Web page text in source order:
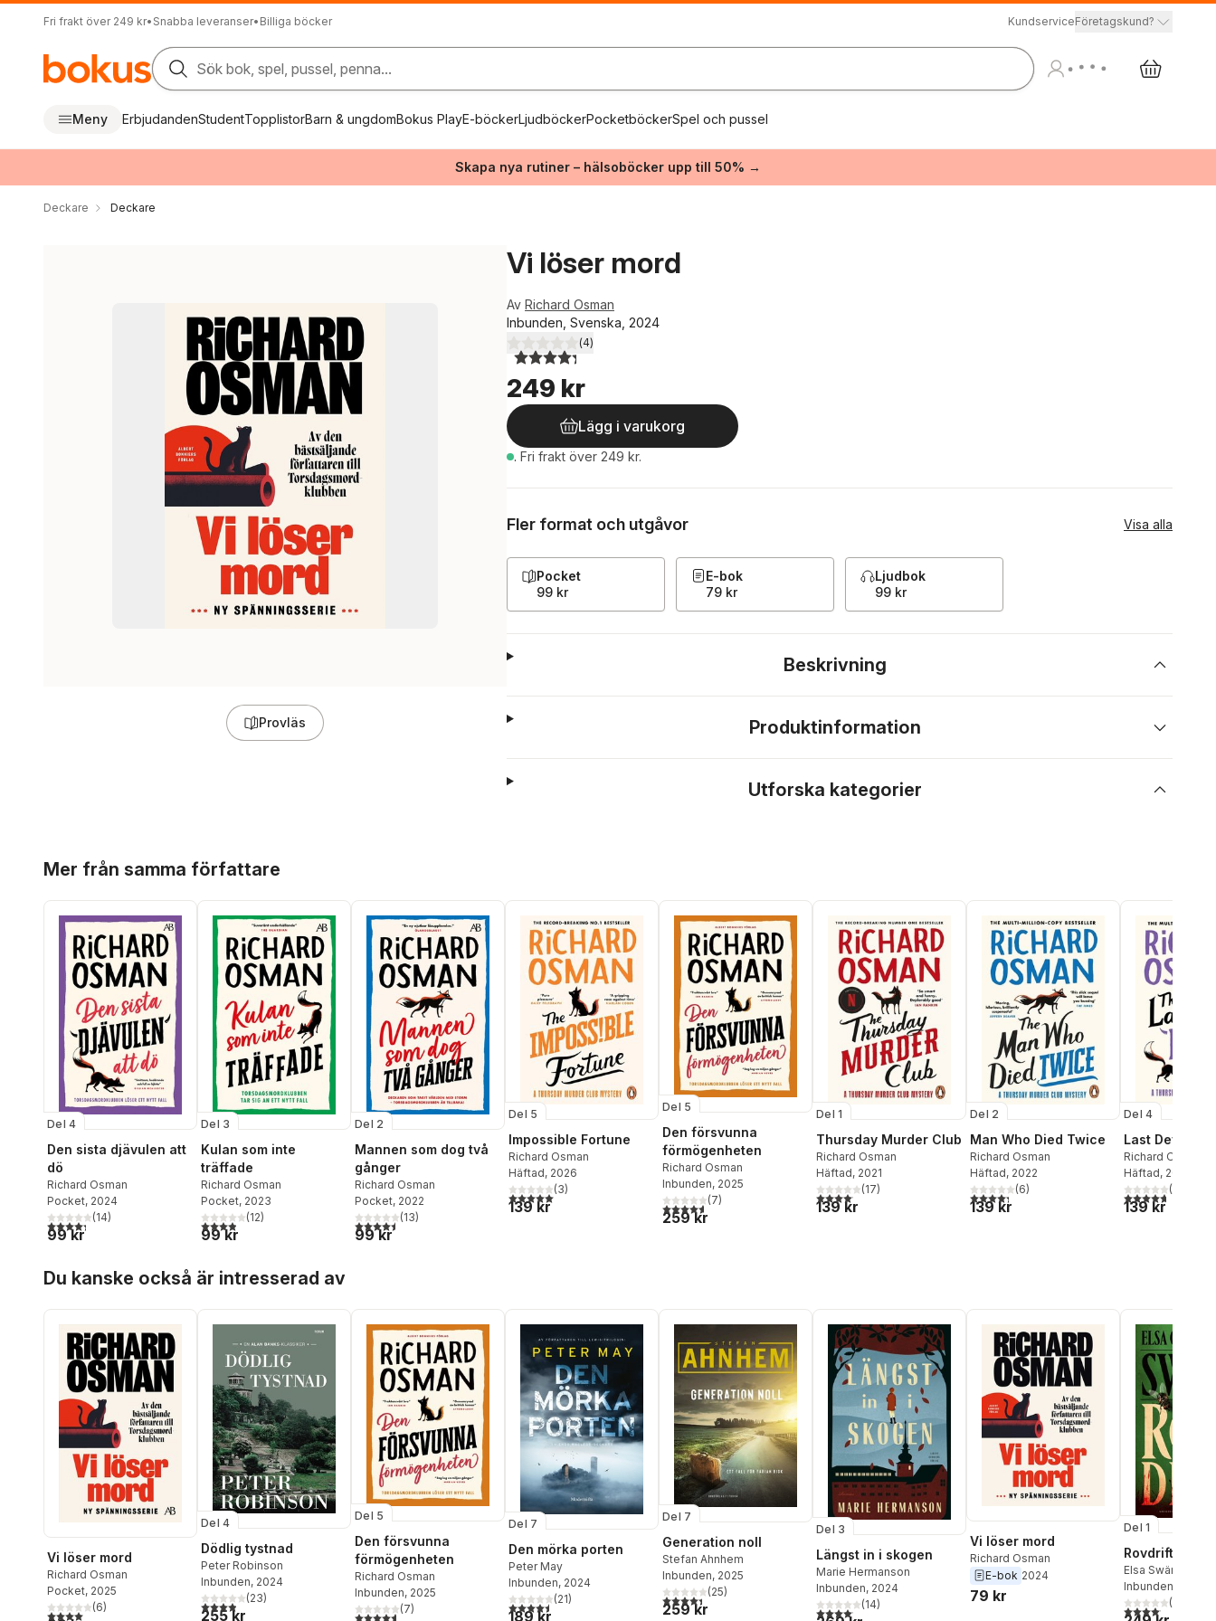
Fri frakt över 249 kr• Snabba leveranser• Billiga böcker KundserviceFöretagskund?
Sök bok, spel, pussel, penna...
Meny ErbjudandenStudentTopplistorBarn & ungdomBokus PlayE-böckerLjudböckerPocketböckerSpel och pussel
Skapa nya rutiner – hälsoböcker upp till 50% →
Deckare Deckare
Provläs
Vi löser mord
Av Richard Osman
Inbunden, Svenska, 2024
4,3utav 5 stjärnor. Totalt antal röster:
(4)
249 kr
Lägg i varukorg
. Fri frakt över 249 kr.
Fler format och utgåvor Visa alla
Pocket
99 kr
E-bok
79 kr
Ljudbok
99 kr
Beskrivning
Produktinformation
Utforska kategorier
Mer från samma författare
Del 4
Den sista djävulen att
dö
Richard Osman
Pocket, 2024
4,3utav 5 stjärnor. Totalt antal röster:
(14)
99 kr
Del 3
Kulan som inte
träffade
Richard Osman
Pocket, 2023
3,9utav 5 stjärnor. Totalt antal röster:
(12)
99 kr
Del 2
Mannen som dog två
gånger
Richard Osman
Pocket, 2022
4,5utav 5 stjärnor. Totalt antal röster:
(13)
99 kr
Del 5
Impossible Fortune
Richard Osman
Häftad, 2026
5,0utav 5 stjärnor. Totalt antal röster:
(3)
139 kr
Del 5
Den försvunna
förmögenheten
Richard Osman
Inbunden, 2025
4,6utav 5 stjärnor. Totalt antal röster:
(7)
259 kr
Del 1
Thursday Murder Club
Richard Osman
Häftad, 2021
4,1utav 5 stjärnor. Totalt antal röster:
(17)
139 kr
Del 2
Man Who Died Twice
Richard Osman
Häftad, 2022
4,3utav 5 stjärnor. Totalt antal röster:
(6)
139 kr
Del 4
Last Devil To
Richard Osman
Häftad, 2024
4,7utav 5(
139 kr
Du kanske också är intresserad av
Vi löser mord
Richard Osman
Pocket, 2025
4,0utav 5 stjärnor. Totalt antal röster:
(6)
Del 4
Dödlig tystnad
Peter Robinson
Inbunden, 2024
3,9utav 5 stjärnor. Totalt antal röster:
(23)
255 kr
Del 5
Den försvunna
förmögenheten
Richard Osman
Inbunden, 2025
4,6utav 5 stjärnor. Totalt antal röster:
(7)
Del 7
Den mörka porten
Peter May
Inbunden, 2024
4,5utav 5 stjärnor. Totalt antal röster:
(21)
189 kr
Del 7
Generation noll
Stefan Ahnhem
Inbunden, 2025
4,4utav 5 stjärnor. Totalt antal röster:
(25)
259 kr
Del 3
Längst in i skogen
Marie Hermanson
Inbunden, 2024
4,1utav 5 stjärnor. Totalt antal röster:
(14)
Vi löser mord
Richard Osman
E-bok 2024
79 kr
Del 1
Rovdrift
Elsa Swärd
Inbunden
4,1utav 5(